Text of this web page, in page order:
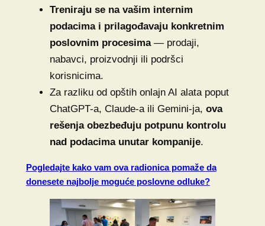
Treniraju se na vašim internim
podacima i prilagođavaju konkretnim
poslovnim procesima— prodaji,
nabavci, proizvodnji ili podršci
korisnicima.
Za razliku od opštih onlajn AI alata poput
ChatGPT-a, Claude-a ili Gemini-ja, ova
rešenja obezbeđuju potpunu kontrolu
nad podacima unutar kompanije.
Pogledajte kako vam ova radionica pomaže da
donesete najbolje moguće poslovne odluke?